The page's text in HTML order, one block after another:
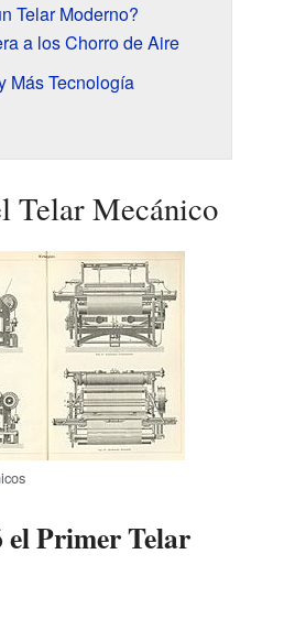
Telar Moderno?
a los Chorro de Aire
Más Tecnología
Telar Mecánico
el Primer Telar